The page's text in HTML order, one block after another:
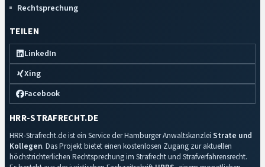
Rechtsprechung
TEILEN
LinkedIn
Xing
Facebook
HRR-STRAFRECHT.DE
HRR-Strafrecht.de ist ein Service der Hamburger Anwaltskanzlei Strate und
Kollegen. Das Projekt bietet einen kostenlosen Zugang zur aktuellen
höchstrichterlichen Rechtsprechung im Strafrecht und Strafverfahrensrecht.